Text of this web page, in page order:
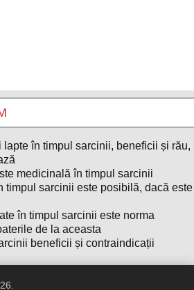
lapte în timpul sarcinii, beneficii și rău,
medicinală în timpul sarcinii
timpul sarcinii este posibilă, dacă este
în timpul sarcinii este norma
de la aceasta
beneficii și contraindicații